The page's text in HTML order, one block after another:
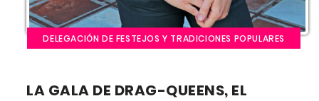
DELEGACIÓN DE FESTEJOS Y TRADICIONES POPULARES
LA GALA DE DRAG-QUEENS, EL